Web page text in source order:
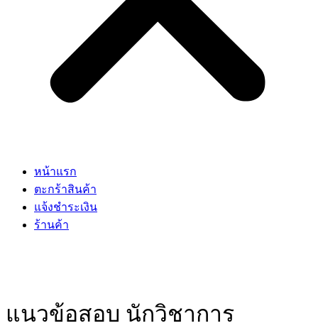
หน้าแรก
ตะกร้าสินค้า
แจ้งชำระเงิน
ร้านค้า
แนวข้อสอบ นักวิชาการ